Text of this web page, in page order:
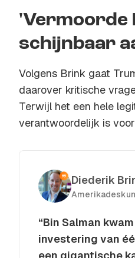
'Vermoorde
schijnbaar
Volgens Brink gaat
daarover kritische
Terwijl het een hele
verantwoordelijk is
Diederik
“Bin Salman
investering van